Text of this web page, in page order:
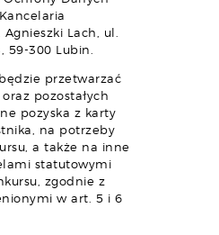
Lach, ul.
59-300 Lubin.
przetwarzać
pozostałych
pozyska z karty
na potrzeby
a także na inne
statutowymi
zgodnie z
w art. 5 i 6